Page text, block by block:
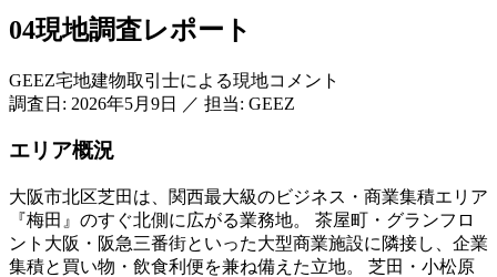
04現地調査レポート
GEEZ宅地建物取引士による現地コメント
調査日: 2026年5月9日 ／ 担当: GEEZ
エリア概況
大阪市北区芝田は、関西最大級のビジネス・商業集積エリア
『梅田』のすぐ北側に広がる業務地。 茶屋町・グランフロ
ント大阪・阪急三番街といった大型商業施設に隣接し、企業
集積と買い物・飲食利便を兼ね備えた立地。 芝田・小松原